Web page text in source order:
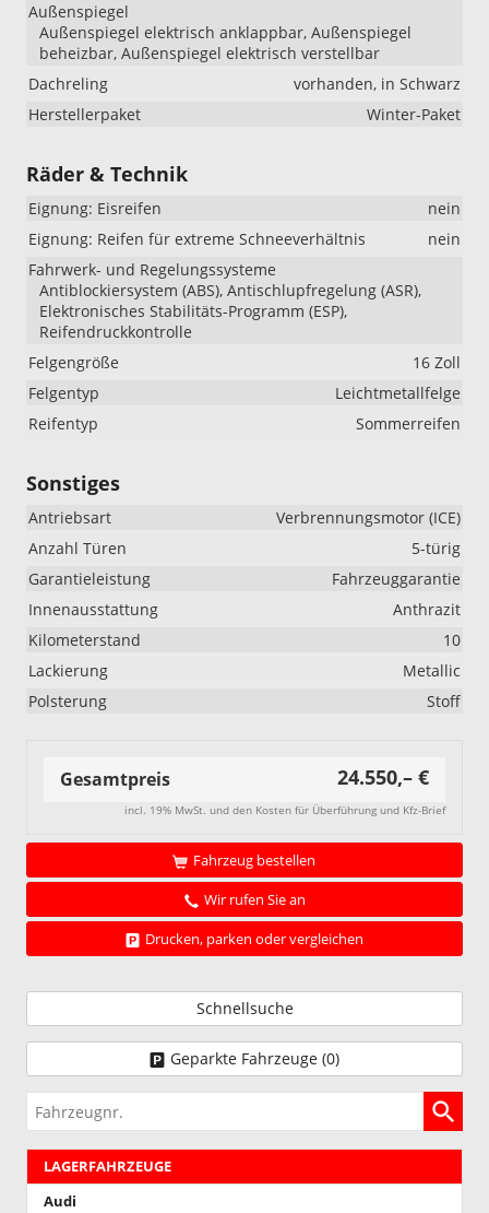
Außenspiegel
Außenspiegel elektrisch anklappbar, Außenspiegel
beheizbar, Außenspiegel elektrisch verstellbar
Dachreling
vorhanden, in Schwarz
Herstellerpaket
Winter-Paket
Räder & Technik
Eignung: Eisreifen
nein
Eignung: Reifen für extreme Schneeverhältnis
nein
Fahrwerk- und Regelungssysteme
Antiblockiersystem (ABS), Antischlupfregelung (ASR),
Elektronisches Stabilitäts-Programm (ESP),
Reifendruckkontrolle
Felgengröße
16 Zoll
Felgentyp
Leichtmetallfelge
Reifentyp
Sommerreifen
Sonstiges
Antriebsart
Verbrennungsmotor (ICE)
Anzahl Türen
5-türig
Garantieleistung
Fahrzeuggarantie
Innenausstattung
Anthrazit
Kilometerstand
10
Lackierung
Metallic
Polsterung
Stoff
Gesamtpreis 24.550,– €
incl. 19% MwSt. und den Kosten für Überführung und Kfz-Brief
Fahrzeug bestellen
Wir rufen Sie an
Drucken, parken oder vergleichen
Schnellsuche
Geparkte Fahrzeuge (0)
Fahrzeugnr.
LAGERFAHRZEUGE
Audi